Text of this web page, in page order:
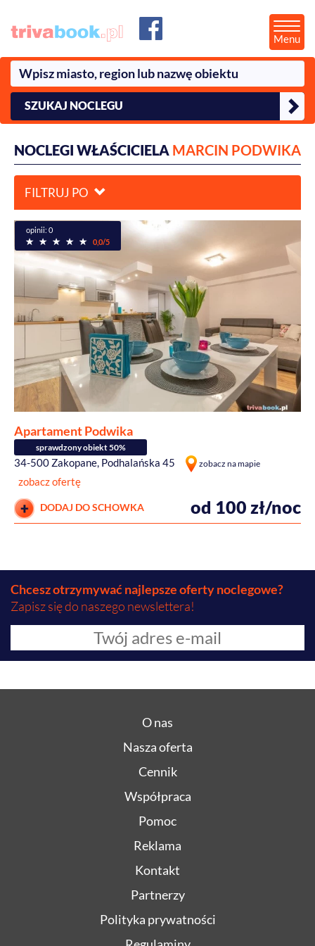
Menu
SZUKAJ NOCLEGU
NOCLEGI WŁAŚCICIELA MARCIN PODWIKA
FILTRUJ PO
opinii: 0
0,0/5
Apartament Podwika
sprawdzony obiekt 50%
34-500 Zakopane, Podhalańska 45 zobacz na mapie
zobacz ofertę
DODAJ DO SCHOWKA od 100 zł/noc
Chcesz otrzymywać najlepsze oferty noclegowe?
Zapisz się do naszego newslettera!
O nas
Nasza oferta
Cennik
Współpraca
Pomoc
Reklama
Kontakt
Partnerzy
Polityka prywatności